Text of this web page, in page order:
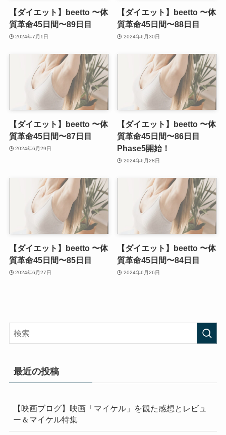
【ダイエット】beetto 〜体
質革命45日間〜89日目
2024年7月1日
【ダイエット】beetto 〜体
質革命45日間〜88日目
2024年6月30日
【ダイエット】beetto 〜体
質革命45日間〜87日目
2024年6月29日
【ダイエット】beetto 〜体
質革命45日間〜86日目
Phase5開始！
2024年6月28日
【ダイエット】beetto 〜体
質革命45日間〜85日目
2024年6月27日
【ダイエット】beetto 〜体
質革命45日間〜84日目
2024年6月26日
最近の投稿
【映画ブログ】映画「マイケル」を観た感想とレビュ
ー＆マイケル特集